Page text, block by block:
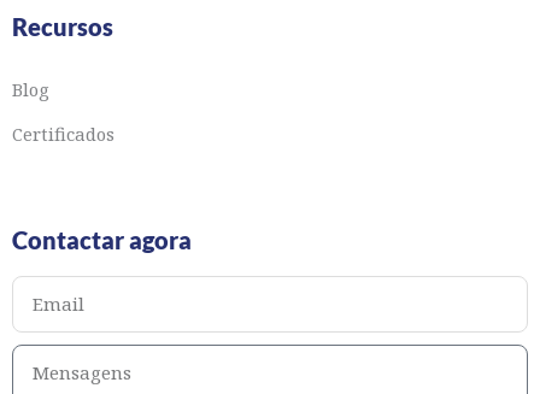
Recursos
Blog
Certificados
Contactar agora